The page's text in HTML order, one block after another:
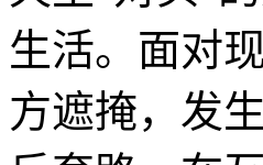
生活。面对
方遮掩，发